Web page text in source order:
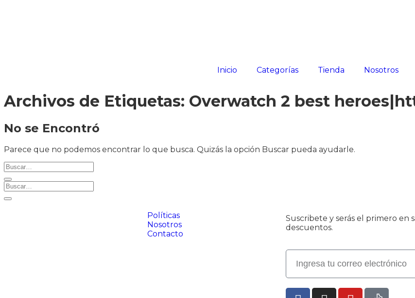
Inicio Categorías Tienda Nosotros
Archivos de Etiquetas: Overwatch 2 best
No se Encontró
Parece que no podemos encontrar lo que busca. Quizás la opción Buscar pueda ayudarle.
Políticas
Nosotros
Contacto
Suscribete y serás el primero en
descuentos.